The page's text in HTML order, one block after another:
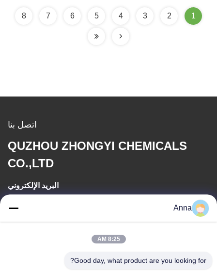
1
2
3
4
5
6
7
8
اتصل بنا
QUZHOU ZHONGYI CHEMICALS
CO.,LTD
البريد الإلكتروني
wfmbeide@163.com
Anna
8:25 AM
Good day, what product are you looking for?